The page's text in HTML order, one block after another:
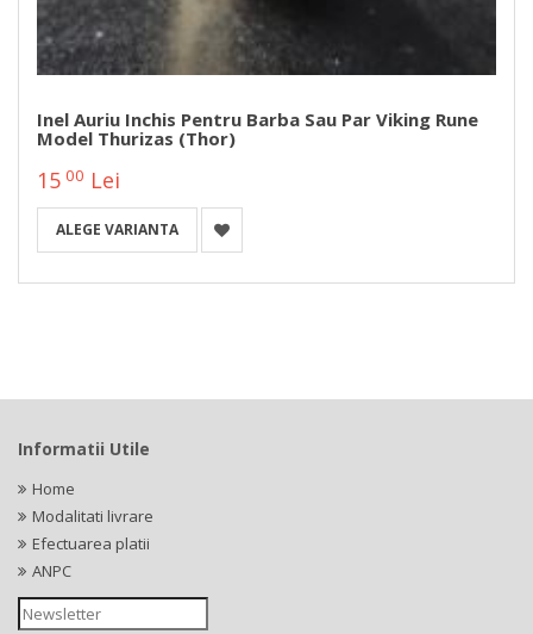
Inel Auriu Inchis Pentru Barba Sau Par Viking Rune
Model Thurizas (Thor)
15 00 Lei
ALEGE VARIANTA
Informatii Utile
Home
Modalitati livrare
Efectuarea platii
ANPC